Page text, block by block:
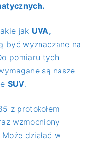
jak UVA,
być wyznaczane na
pomiaru tych
są nasze
SUV.
z protokołem
wzmocniony
działać w